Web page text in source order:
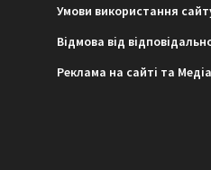
Умови використання
Відмова від
Реклама на сайті та